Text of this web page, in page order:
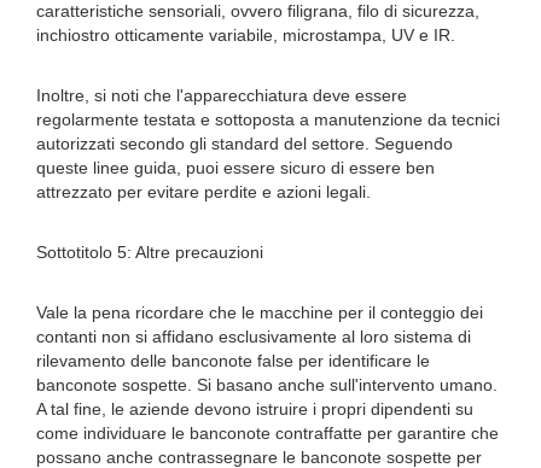
caratteristiche sensoriali, ovvero filigrana, filo di sicurezza,
inchiostro otticamente variabile, microstampa, UV e IR.
Inoltre, si noti che l'apparecchiatura deve essere
regolarmente testata e sottoposta a manutenzione da tecnici
autorizzati secondo gli standard del settore. Seguendo
queste linee guida, puoi essere sicuro di essere ben
attrezzato per evitare perdite e azioni legali.
Sottotitolo 5: Altre precauzioni
Vale la pena ricordare che le macchine per il conteggio dei
contanti non si affidano esclusivamente al loro sistema di
rilevamento delle banconote false per identificare le
banconote sospette. Si basano anche sull'intervento umano.
A tal fine, le aziende devono istruire i propri dipendenti su
come individuare le banconote contraffatte per garantire che
possano anche contrassegnare le banconote sospette per